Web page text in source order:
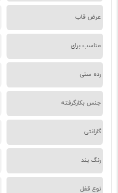
عرض قاب
مناسب برای
رده سنی
جنس بکارگرفته
گارانتی
رنگ بند
نوع قفل